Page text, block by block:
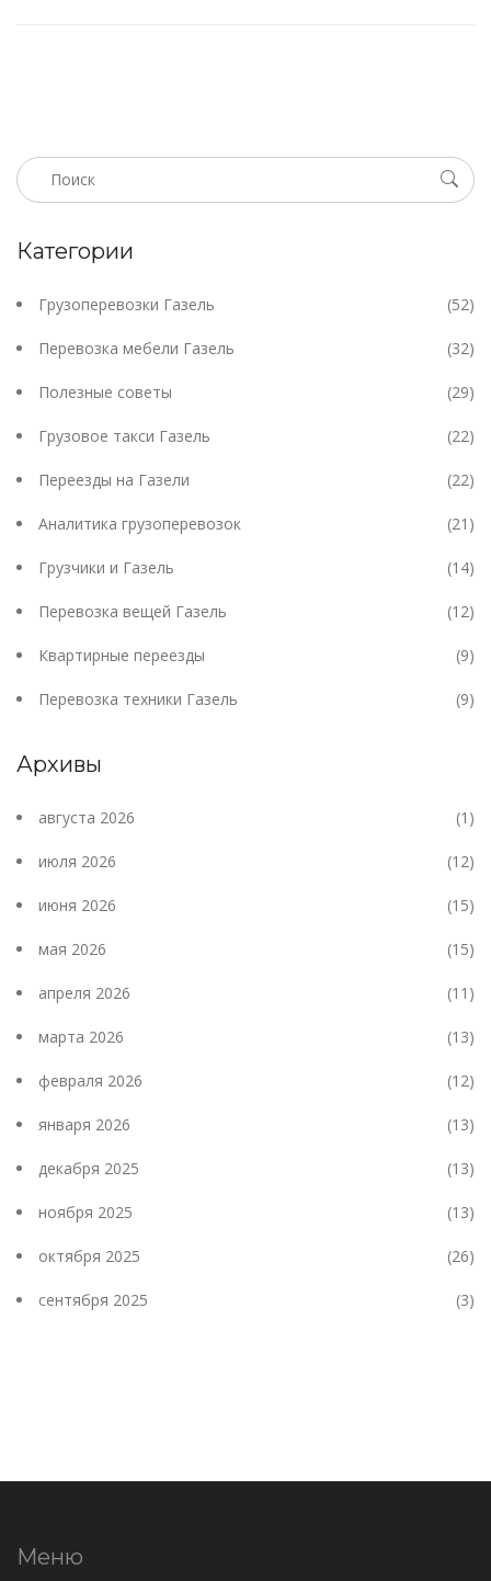
Категории
Грузоперевозки Газель (52)
Перевозка мебели Газель (32)
Полезные советы (29)
Грузовое такси Газель (22)
Переезды на Газели (22)
Аналитика грузоперевозок (21)
Грузчики и Газель (14)
Перевозка вещей Газель (12)
Квартирные переезды (9)
Перевозка техники Газель (9)
Архивы
августа 2026 (1)
июля 2026 (12)
июня 2026 (15)
мая 2026 (15)
апреля 2026 (11)
марта 2026 (13)
февраля 2026 (12)
января 2026 (13)
декабря 2025 (13)
ноября 2025 (13)
октября 2025 (26)
сентября 2025 (3)
Меню